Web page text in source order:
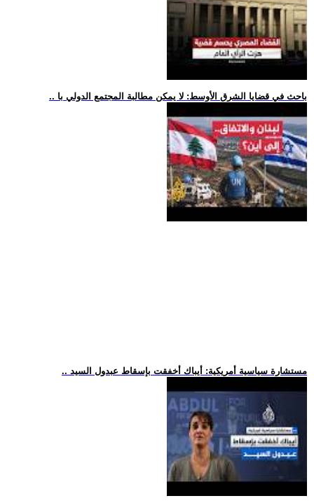
.. باحث في قضايا الشرق الأوسط: لا يمكن مطالبة المجتمع الدولي با
.. مستشارة سياسية أمريكية: أيباك أخفقت بإسقاط عبدول السيد